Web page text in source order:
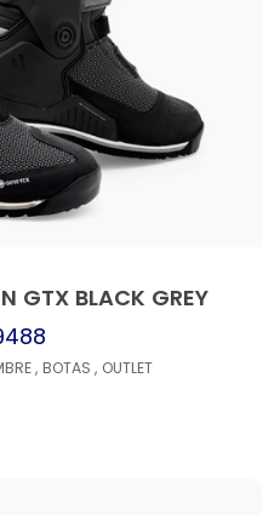
GTX BLACK GREY
, BOTAS , OUTLET